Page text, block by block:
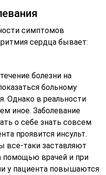
симптомов
сердца бывает:
болезни на
больному
Однако в реальности
иное. Заболевание
о себе знать совсем
проявится инсульт.
все-таки заставляют
помощью врачей и при
у пациента повышаются